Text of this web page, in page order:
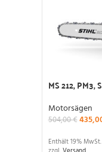
MS 212,
Motorsägen
504,00€
Enthält 19% MwSt.